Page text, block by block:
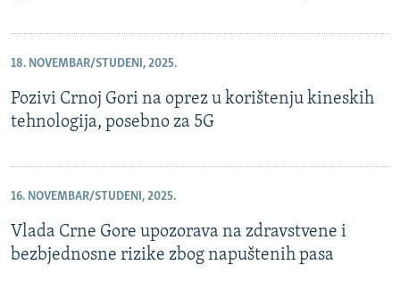
18. NOVEMBAR/STUDENI, 2025.
Pozivi Crnoj Gori na oprez u korištenju kineskih
tehnologija, posebno za 5G
16. NOVEMBAR/STUDENI, 2025.
Vlada Crne Gore upozorava na zdravstvene i
bezbjednosne rizike zbog napuštenih pasa